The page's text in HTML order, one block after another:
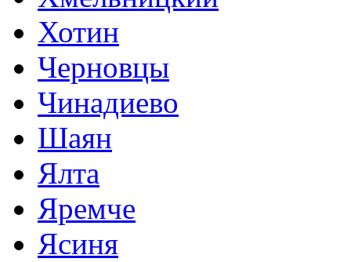
Хотин
Черновцы
Чинадиево
Шаян
Ялта
Яремче
Ясиня